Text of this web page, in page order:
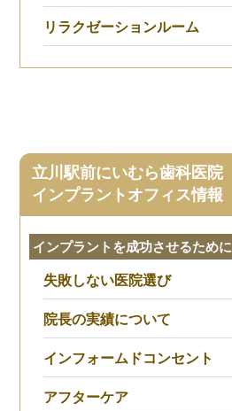
リラクゼーションルーム
立川駅前にいむら歯科医院
インプラントオフィス情報
インプラントを成功させるために
失敗しない医院選び
院長の実績について
インフォームドコンセント
アフターケア